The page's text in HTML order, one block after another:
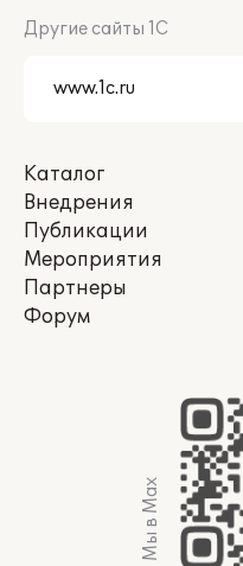
Другие сайты 1С
Каталог
Внедрения
Публикации
Мероприятия
Партнеры
Форум
Мы в Max